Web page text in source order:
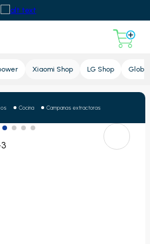
Xiaomi Shop LG Shop Global
Cocina Campanas extractoras